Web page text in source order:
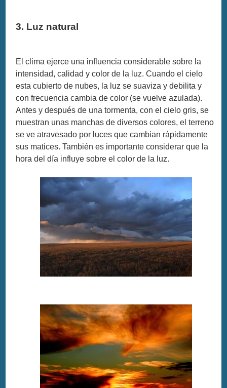
3. Luz natural
El clima ejerce una influencia considerable sobre la
intensidad, calidad y color de la luz. Cuando el cielo
esta cubierto de nubes, la luz se suaviza y debilita y
con frecuencia cambia de color (se vuelve azulada).
Antes y después de una tormenta, con el cielo gris, se
muestran unas manchas de diversos colores, el terreno
se ve atravesado por luces que cambian rápidamente
sus matices. También es importante considerar que la
hora del día influye sobre el color de la luz.